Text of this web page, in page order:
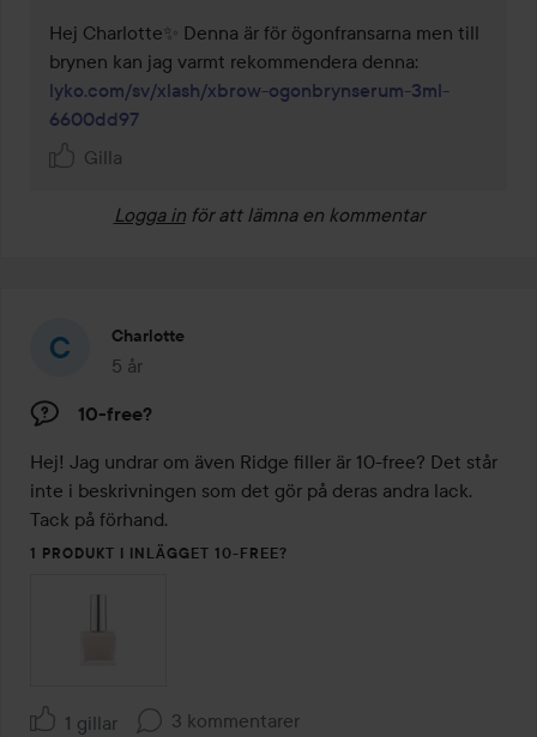
Hej Charlotte✨ Denna är för ögonfransarna men till
lyko.com/sv/xlash/xbrow-ogonbrynserum-3ml-
6600dd97
Gilla
Logga in för att lämna en kommentar
Charlotte
5 år
Inlägget skapades 5 år
10-free?
Hej! Jag undrar om även Ridge filler är 10-free? Det står
inte i beskrivningen som det gör på deras andra lack.
Tack på förhand.
1 PRODUKT I INLÄGGET 10-FREE?
1 gillar 3 kommentarer